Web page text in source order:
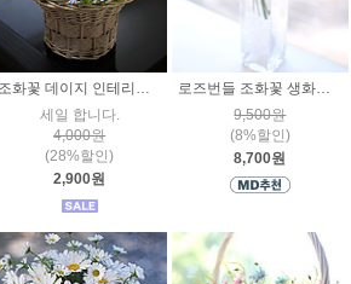
조화꽃 데이지 인테리어 인조플라워 장식
세일 합니다.
4,000원
(28%할인)
2,900원
로즈번들 조화꽃 생화같은 장미 플라워 장식
9,500원
(8%할인)
8,700원